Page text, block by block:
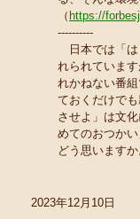
（ https://
----------
日本では「は
れられていま
れかねない番
ておくだけで
させよ」は文
めてのおつか
どう思いますか
2023年12月10日